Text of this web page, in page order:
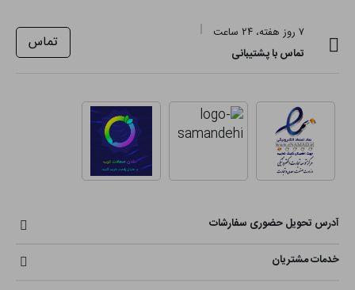
۷ روز هفته، ۲۴ ساعت
تماس با پشتیبانی
تماس
آدرس تحویل حضوری سفارشات
خدمات مشتریان